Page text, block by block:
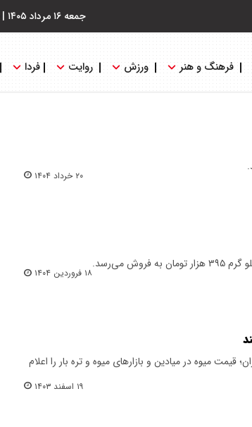
جمعه ۱۶ مرداد ۱۴۰۵ |
فرهنگ و هنر ورزش روایت فردا
۲۰ خرداد ۱۴۰۴
می‌رسد.
۱۸ فروردین ۱۴۰۴
قیمت میوه در میادین و بازارهای میوه و تره بار را اعلام
۱۹ اسفند ۱۴۰۳